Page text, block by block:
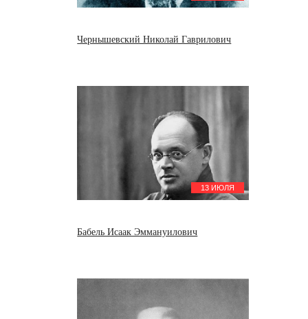
Чернышевский Николай Гаврилович
13 ИЮЛЯ
Бабель Исаак Эммануилович